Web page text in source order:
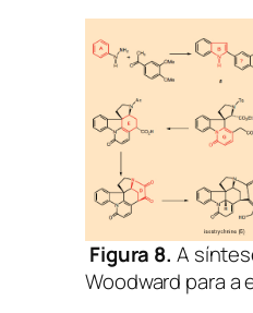
Figura 8. A
Woodward para a